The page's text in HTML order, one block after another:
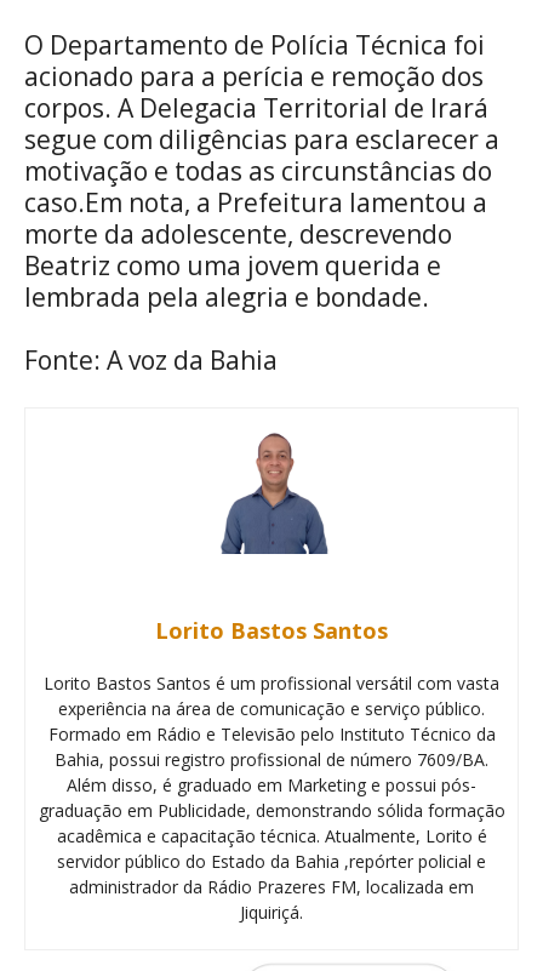
O Departamento de Polícia Técnica foi
acionado para a perícia e remoção dos
corpos. A Delegacia Territorial de Irará
segue com diligências para esclarecer a
motivação e todas as circunstâncias do
caso.Em nota, a Prefeitura lamentou a
morte da adolescente, descrevendo
Beatriz como uma jovem querida e
lembrada pela alegria e bondade.
Fonte: A voz da Bahia
Lorito Bastos Santos
Lorito Bastos Santos é um profissional versátil com vasta
experiência na área de comunicação e serviço público.
Formado em Rádio e Televisão pelo Instituto Técnico da
Bahia, possui registro profissional de número 7609/BA.
Além disso, é graduado em Marketing e possui pós-
graduação em Publicidade, demonstrando sólida formação
acadêmica e capacitação técnica. Atualmente, Lorito é
servidor público do Estado da Bahia ,repórter policial e
administrador da Rádio Prazeres FM, localizada em
Jiquiriçá.